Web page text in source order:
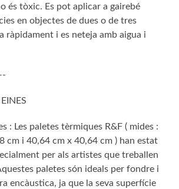
és tòxic. Es pot aplicar a gairebé
en objectes de dues o de tres
ràpidament i es neteja amb aigua i
: Les paletes tèrmiques R&F ( mides :
cm i 40,64 cm x 40,64 cm ) han estat
per als artistes que treballen
paletes són ideals per fondre i
encàustica, ja que la seva superfície